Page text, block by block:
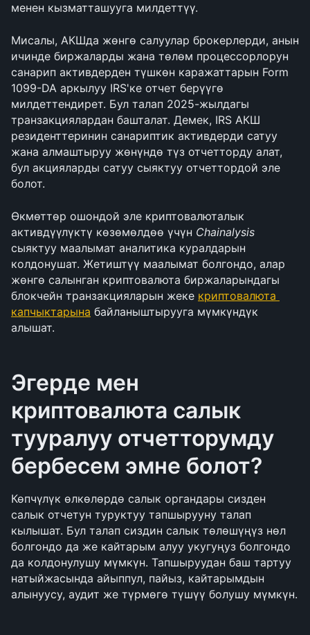
менен кызматташууга милдеттүү.
Мисалы, АКШда жөнгө салуулар брокерлерди, анын
ичинде биржаларды жана төлөм процессорлорун
санарип активдерден түшкөн каражаттарын Form
1099-DA аркылуу IRS'ке отчет берүүгө
милдеттендирет. Бул талап 2025-жылдагы
транзакциялардан башталат. Демек, IRS АКШ
резиденттеринин санариптик активдерди сатуу
жана алмаштыруу жөнүндө түз отчетторду алат,
бул акцияларды сатуу сыяктуу отчеттордой эле
болот.
Өкмөттөр ошондой эле криптовалюталык
активдүүлүктү көзөмөлдөө үчүн Chainalysis
сыяктуу маалымат аналитика куралдарын
колдонушат. Жетиштүү маалымат болгондо, алар
жөнгө салынган криптовалюта биржаларындагы
блокчейн транзакцияларын жеке криптовалюта
капчыктарына байланыштырууга мүмкүндүк
алышат.
Эгерде мен
криптовалюта салык
тууралуу отчетторумду
бербесем эмне болот?
Көпчүлүк өлкөлөрдө салык органдары сизден
салык отчетун туруктуу тапшырууну талап
кылышат. Бул талап сиздин салык төлөшүңүз нөл
болгондо да же кайтарым алуу укугуңуз болгондо
да колдонулушу мүмкүн. Тапшыруудан баш тартуу
натыйжасында айыппул, пайыз, кайтарымдын
алынуусу, аудит же түрмөгө түшүү болушу мүмкүн.